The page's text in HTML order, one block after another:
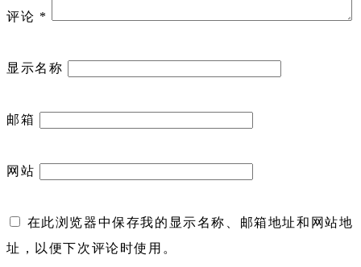
评论 *
显示名称
邮箱
网站
在此浏览器中保存我的显示名称、邮箱地址和网站地
址，以便下次评论时使用。